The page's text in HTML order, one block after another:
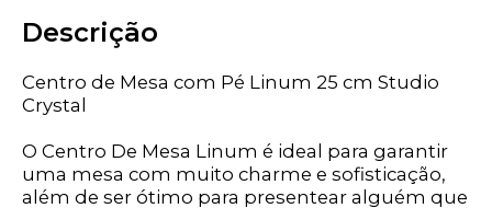
Descrição
Centro de Mesa com Pé Linum 25 cm Studio
Crystal
O Centro De Mesa Linum é ideal para garantir
uma mesa com muito charme e sofisticação,
além de ser ótimo para presentear alguém que